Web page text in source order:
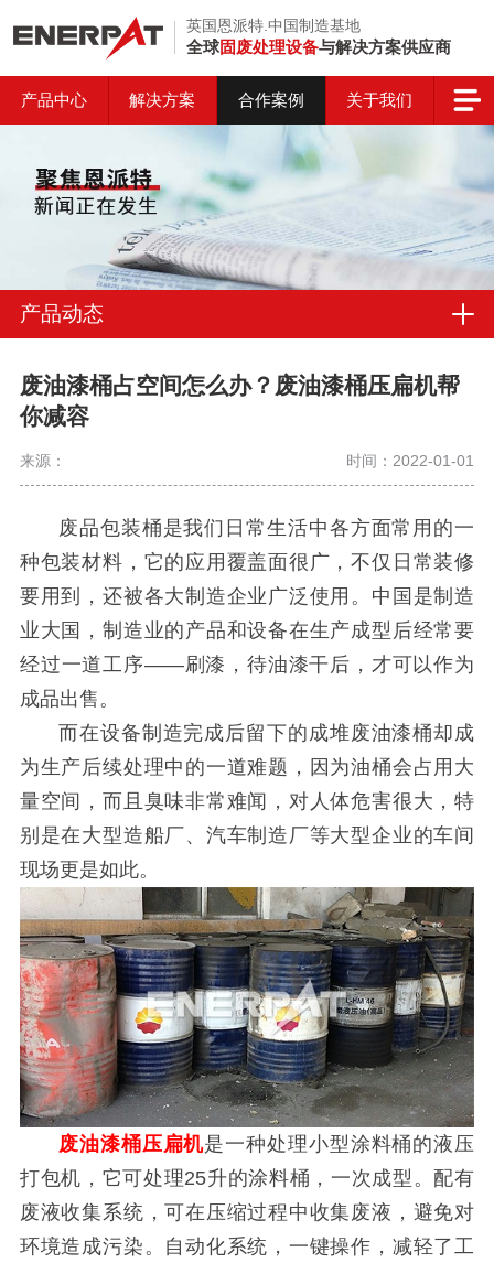
英国恩派特.中国制造基地
全球固废处理设备与解决方案供应商
产品中心 解决方案 合作案例 关于我们
产品动态
废油漆桶占空间怎么办？废油漆桶压扁机帮
你减容
来源： 时间：2022-01-01
废品包装桶是我们日常生活中各方面常用的一
种包装材料，它的应用覆盖面很广，不仅日常装修
要用到，还被各大制造企业广泛使用。中国是制造
业大国，制造业的产品和设备在生产成型后经常要
经过一道工序——刷漆，待油漆干后，才可以作为
成品出售。
而在设备制造完成后留下的成堆废油漆桶却成
为生产后续处理中的一道难题，因为油桶会占用大
量空间，而且臭味非常难闻，对人体危害很大，特
别是在大型造船厂、汽车制造厂等大型企业的车间
现场更是如此。
废油漆桶压扁机是一种处理小型涂料桶的液压
打包机，它可处理25升的涂料桶，一次成型。配有
废液收集系统，可在压缩过程中收集废液，避免对
环境造成污染。自动化系统，一键操作，减轻了工